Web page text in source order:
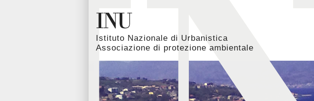
Istituto Nazionale di Urbanistica
Associazione di protezione ambientale